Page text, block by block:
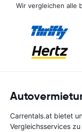
Wir vergleichen alle
Carrentals.at bietet
Vergleichsservices